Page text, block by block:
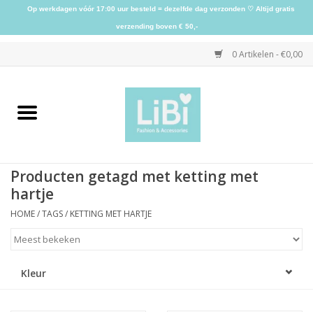
0 Artikelen - €0,00
Home
Kleding
Sieraden
Producten getagd met ketting met
hartje
HOME/TAGS/ KETTING MET HARTJE
Kleur
Op werkdagen vóór 17:00 uur besteld = dezelfde dag verzonden ♡ Altijd gratis
verzending boven € 50,-